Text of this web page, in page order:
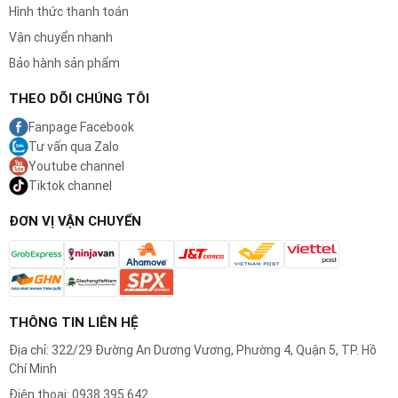
4. Lược điều chỉnh độ dài 5 trong 1
Hình thức thanh toán
Vận chuyển nhanh
Bảo hành sản phẩm
THEO DÕI CHÚNG TÔI
Fanpage Facebook
Tư vấn qua Zalo
Youtube channel
Tiktok channel
ĐƠN VỊ VẬN CHUYỂN
THÔNG TIN LIÊN HỆ
Địa chỉ: 322/29 Đường An Dương Vương, Phường 4, Quận 5, TP. Hồ
Chí Minh
Điện thoại: 0938 395 642